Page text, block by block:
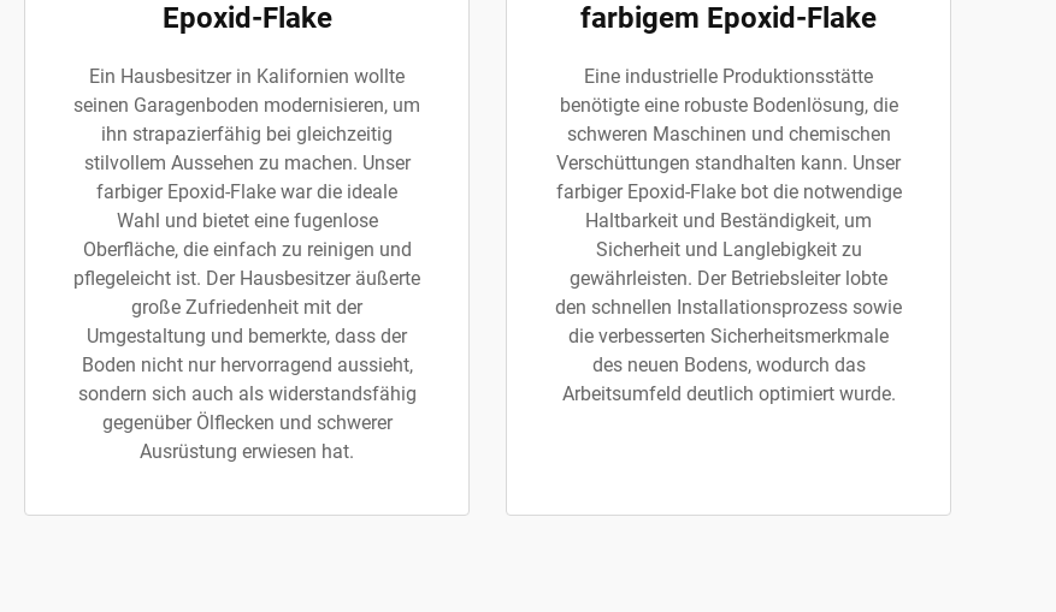
Epoxid-Flake
Ein Hausbesitzer in Kalifornien wollte
seinen Garagenboden modernisieren, um
ihn strapazierfähig bei gleichzeitig
stilvollem Aussehen zu machen. Unser
farbiger Epoxid-Flake war die ideale
Wahl und bietet eine fugenlose
Oberfläche, die einfach zu reinigen und
pflegeleicht ist. Der Hausbesitzer äußerte
große Zufriedenheit mit der
Umgestaltung und bemerkte, dass der
Boden nicht nur hervorragend aussieht,
sondern sich auch als widerstandsfähig
gegenüber Ölflecken und schwerer
Ausrüstung erwiesen hat.
farbigem Epoxid-Flake
Eine industrielle Produktionsstätte
benötigte eine robuste Bodenlösung, die
schweren Maschinen und chemischen
Verschüttungen standhalten kann. Unser
farbiger Epoxid-Flake bot die notwendige
Haltbarkeit und Beständigkeit, um
Sicherheit und Langlebigkeit zu
gewährleisten. Der Betriebsleiter lobte
den schnellen Installationsprozess sowie
die verbesserten Sicherheitsmerkmale
des neuen Bodens, wodurch das
Arbeitsumfeld deutlich optimiert wurde.